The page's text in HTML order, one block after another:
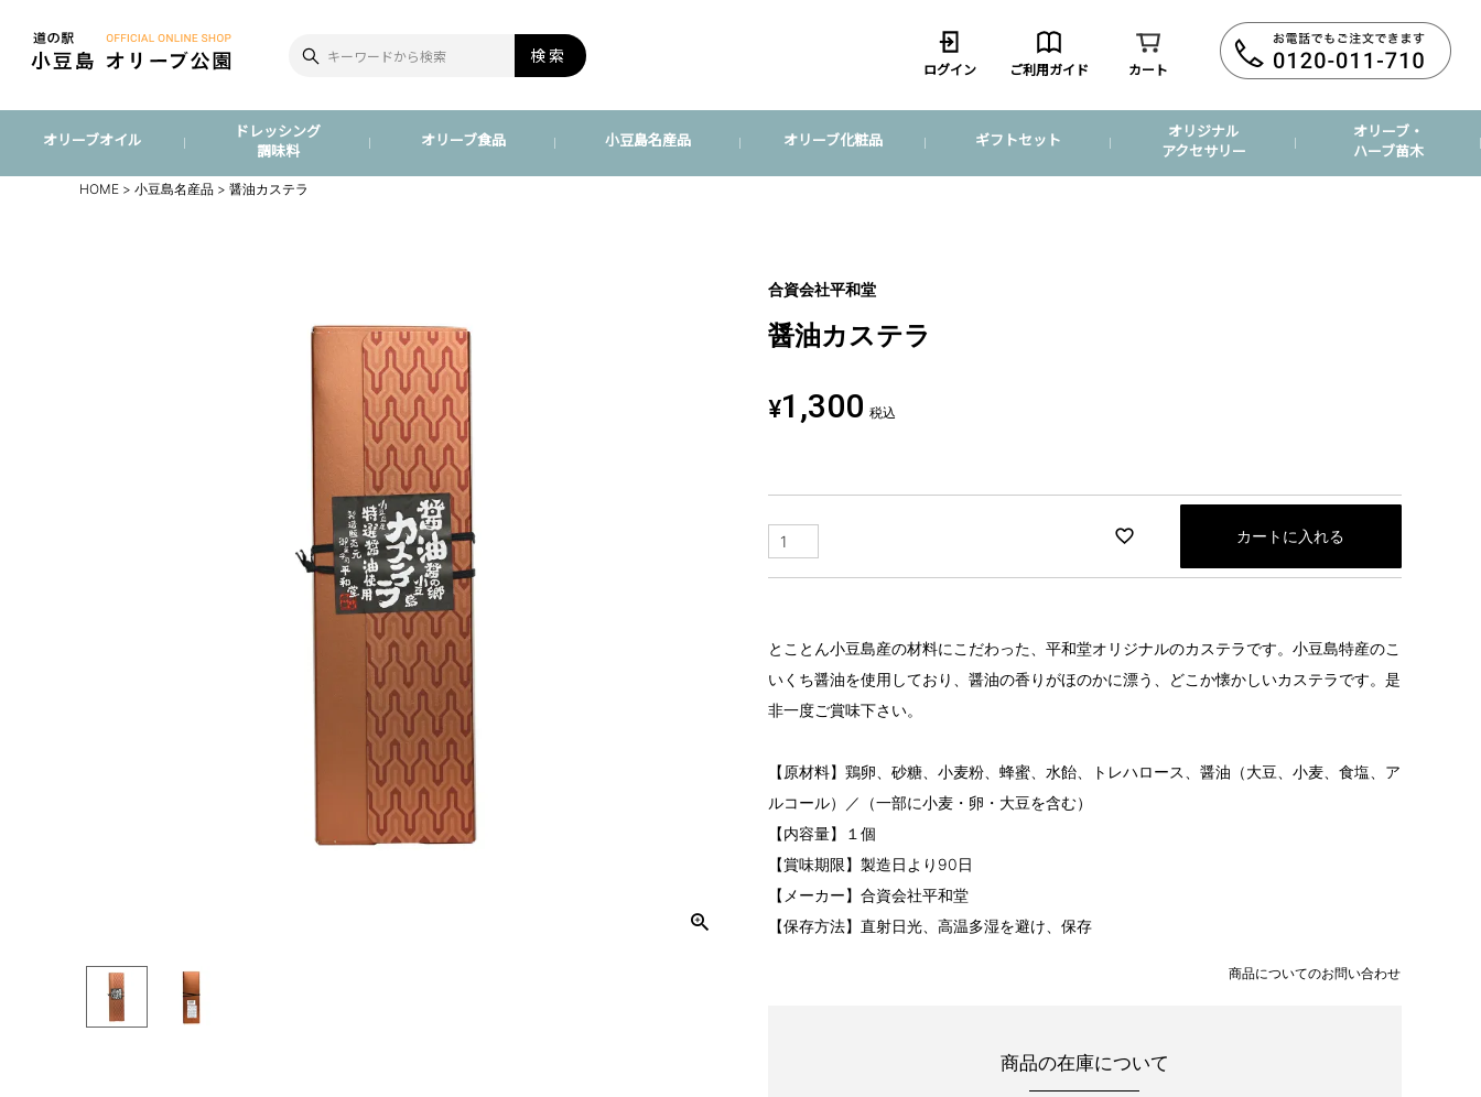
検索
ログイン ご利用ガイド カート
オリーブオイル
ドレッシング
調味料
オリーブ食品 小豆島名産品 オリーブ化粧品 ギフトセット
オリジナル
アクセサリー
オリーブ・
ハーブ苗木
HOME 小豆島名産品 醤油カステラ
合資会社平和堂
醤油カステラ
¥1,300 税込
カートに入れる
とことん小豆島産の材料にこだわった、平和堂オリジナルのカステラです。小豆島特産のこ
いくち醤油を使用しており、醤油の香りがほのかに漂う、どこか懐かしいカステラです。是
非一度ご賞味下さい。
【原材料】鶏卵、砂糖、小麦粉、蜂蜜、水飴、トレハロース、醤油（大豆、小麦、食塩、ア
ルコール）／（一部に小麦・卵・大豆を含む）
【内容量】１個
【賞味期限】製造日より90日
【メーカー】合資会社平和堂
【保存方法】直射日光、高温多湿を避け、保存
商品についてのお問い合わせ
商品の在庫について